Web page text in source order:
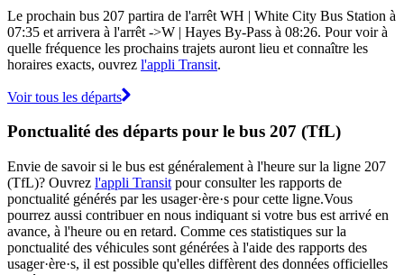
Le prochain bus 207 partira de l'arrêt WH | White City Bus Station à
07:35 et arrivera à l'arrêt ->W | Hayes By-Pass à 08:26. Pour voir à
quelle fréquence les prochains trajets auront lieu et connaître les
horaires exacts, ouvrez l'appli Transit.
Voir tous les départs
Ponctualité des départs pour le bus 207 (TfL)
Envie de savoir si le bus est généralement à l'heure sur la ligne 207
(TfL)? Ouvrez l'appli Transit pour consulter les rapports de
ponctualité générés par les usager·ère·s pour cette ligne.Vous
pourrez aussi contribuer en nous indiquant si votre bus est arrivé en
avance, à l'heure ou en retard. Comme ces statistiques sur la
ponctualité des véhicules sont générées à l'aide des rapports des
usager·ère·s, il est possible qu'elles diffèrent des données officielles